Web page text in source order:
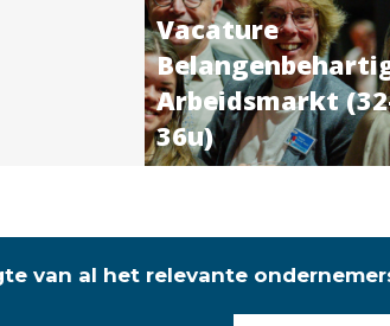
Vacature
Arbeidsmarkt
36u)
van al het relevante